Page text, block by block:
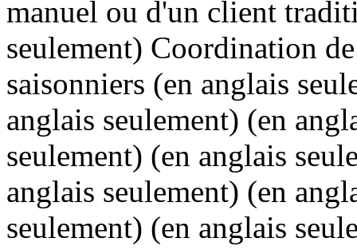
manuel ou d'un client
seulement) Coordination
saisonniers (en anglais
anglais seulement) (en
seulement) (en anglais
anglais seulement) (en
seulement) (en anglais